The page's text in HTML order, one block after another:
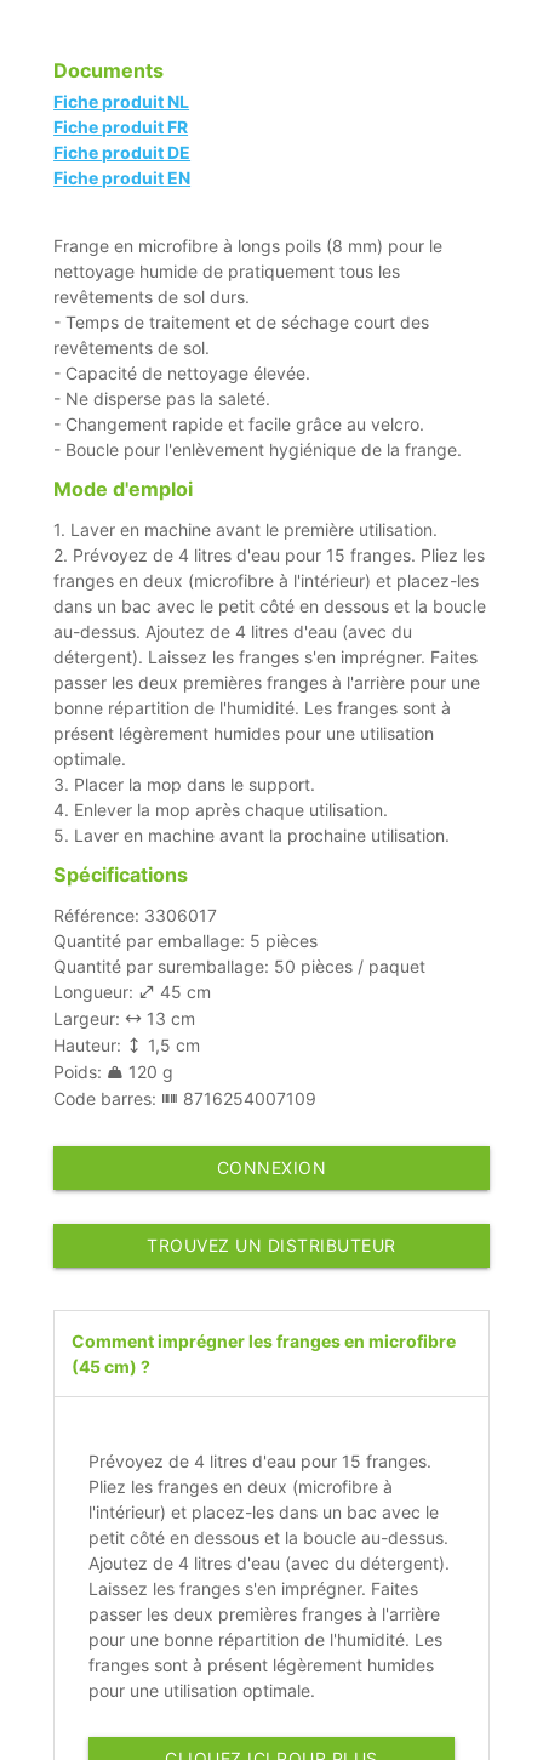
Documents
Fiche produit NL
Fiche produit FR
Fiche produit DE
Fiche produit EN
Frange en microfibre à longs poils (8 mm) pour le
nettoyage humide de pratiquement tous les
revêtements de sol durs.
- Temps de traitement et de séchage court des
revêtements de sol.
- Capacité de nettoyage élevée.
- Ne disperse pas la saleté.
- Changement rapide et facile grâce au velcro.
- Boucle pour l'enlèvement hygiénique de la frange.
Mode d'emploi
1. Laver en machine avant le première utilisation.
2. Prévoyez de 4 litres d'eau pour 15 franges. Pliez les
franges en deux (microfibre à l'intérieur) et placez-les
dans un bac avec le petit côté en dessous et la boucle
au-dessus. Ajoutez de 4 litres d'eau (avec du
détergent). Laissez les franges s'en imprégner. Faites
passer les deux premières franges à l'arrière pour une
bonne répartition de l'humidité. Les franges sont à
présent légèrement humides pour une utilisation
optimale.
3. Placer la mop dans le support.
4. Enlever la mop après chaque utilisation.
5. Laver en machine avant la prochaine utilisation.
Spécifications
Référence: 3306017
Quantité par emballage: 5 pièces
Quantité par suremballage: 50 pièces / paquet
Longueur:
45 cm
Largeur:
13 cm
Hauteur:
1,5 cm
Poids:
120 g
Code barres:
8716254007109
CONNEXION
TROUVEZ UN DISTRIBUTEUR
Comment imprégner les franges en microfibre
(45 cm) ?
Prévoyez de 4 litres d'eau pour 15 franges.
Pliez les franges en deux (microfibre à
l'intérieur) et placez-les dans un bac avec le
petit côté en dessous et la boucle au-dessus.
Ajoutez de 4 litres d'eau (avec du détergent).
Laissez les franges s'en imprégner. Faites
passer les deux premières franges à l'arrière
pour une bonne répartition de l'humidité. Les
franges sont à présent légèrement humides
pour une utilisation optimale.